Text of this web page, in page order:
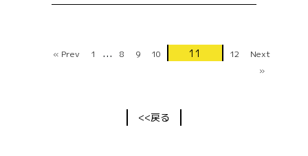
« Prev 1 ... 8 9 10 11 12
Next
»
<<戻る